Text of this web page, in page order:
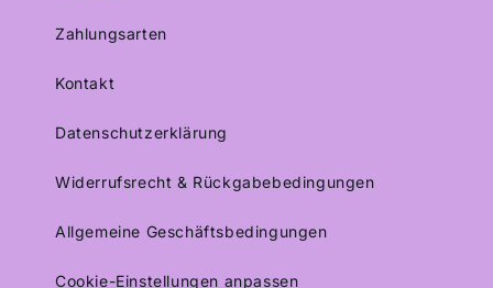
Zahlungsarten
Kontakt
Datenschutzerklärung
Widerrufsrecht & Rückgabebedingungen
Allgemeine Geschäftsbedingungen
Cookie-Einstellungen anpassen